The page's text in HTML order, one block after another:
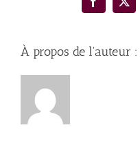
Facebook
X
À propos de l'auteur :